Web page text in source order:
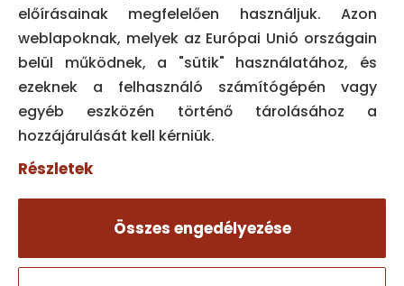
TÉRKÉP
KAPCSOLAT
 06 30 971 4812


előírásainak megfelelően használjuk. Azon
weblapoknak, melyek az Európai Unió országain
belül működnek, a "sütik" használatához, és
ezeknek a felhasználó számítógépén vagy
egyéb eszközén történő tárolásához a
hozzájárulását kell kérniük.
Részletek
Összes engedélyezése